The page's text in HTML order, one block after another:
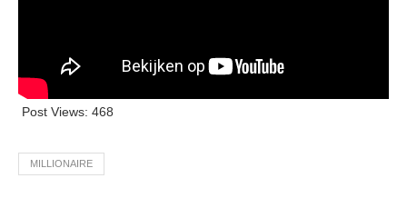
Post Views: 468
MILLIONAIRE